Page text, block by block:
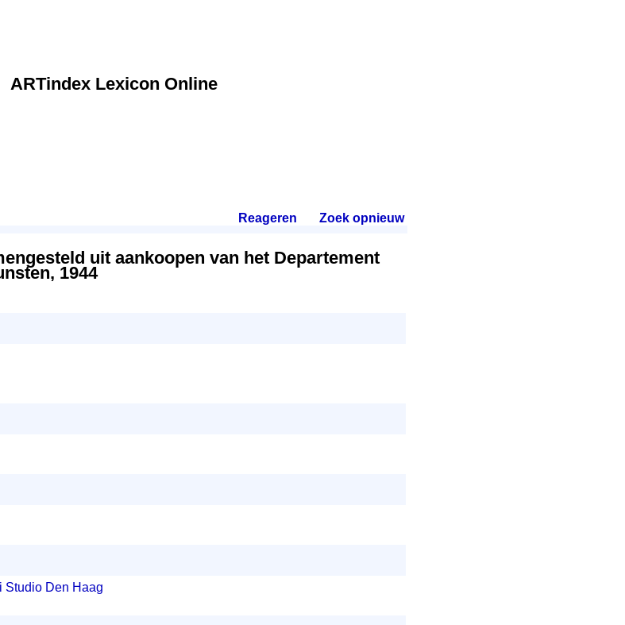
ARTindex Lexicon Online
Reageren Zoek opnieuw.
uit aankoopen van het Departement
1944
Studio Den Haag